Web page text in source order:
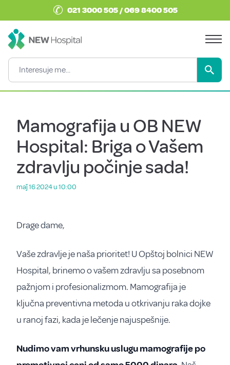
✆ 021 3000 505 / 069 8400 505
Mamografija u OB NEW
Hospital: Briga o Vašem
zdravlju počinje sada!
maǰ 16 2024 u 10:00
Drage dame,
Vaše zdravlje je naša prioritet! U Opštoj bolnici NEW
Hospital, brinemo o vašem zdravlju sa posebnom
pažnjom i profesionalizmom. Mamografija je
ključna preventivna metoda u otkrivanju raka dojke
u ranoj fazi, kada je lečenje najuspešnije.
Nudimo vam vrhunsku uslugu mamografije po